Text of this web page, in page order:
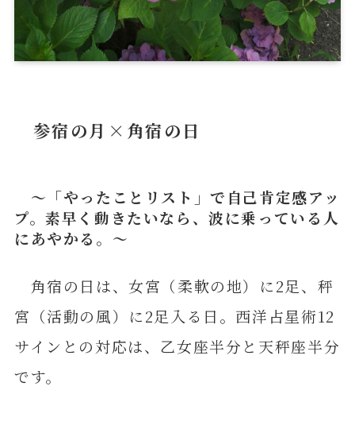
参宿の月×角宿の日
～「やったことリスト」で自己肯定感アッ
プ。素早く動きたいなら、波に乗っている人
にあやかる。～
角宿の日は、女宮（柔軟の地）に2足、秤
宮（活動の風）に2足入る日。西洋占星術12
サインとの対応は、乙女座半分と天秤座半分
です。